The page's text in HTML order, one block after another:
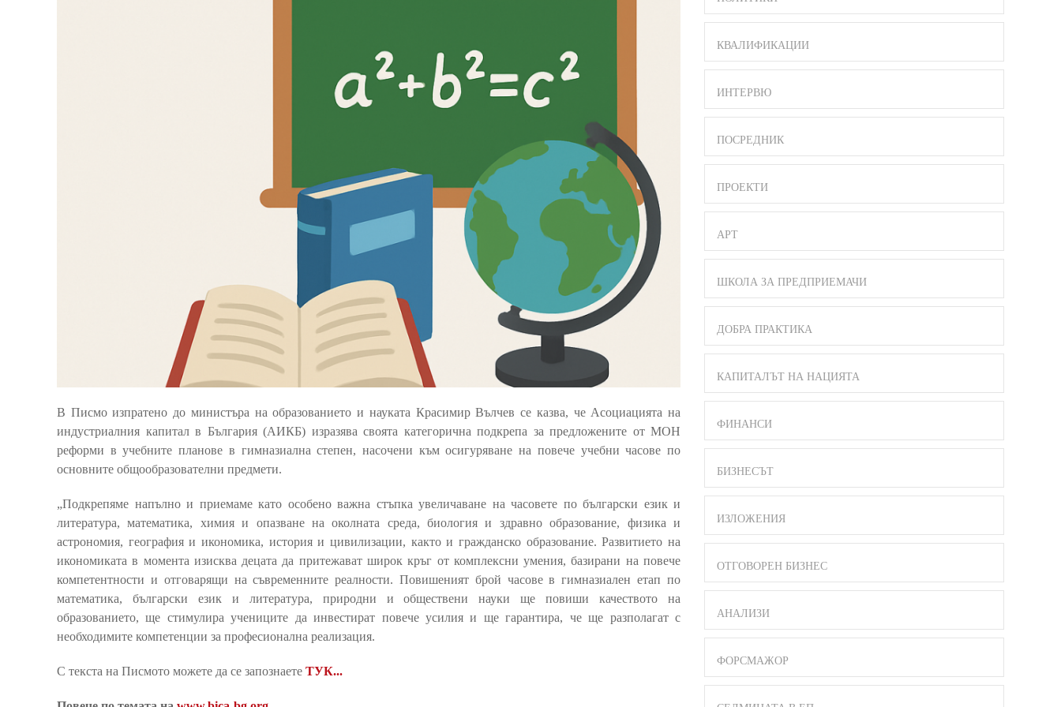
В Писмо изпратено до министъра на образованието и науката Красимир Вълчев се казва, че Асоциацията на
индустриалния капитал в България (АИКБ) изразява своята категорична подкрепа за предложените от МОН
реформи в учебните планове в гимназиална степен, насочени към осигуряване на повече учебни часове по
основните общообразователни предмети.
„Подкрепяме напълно и приемаме като особено важна стъпка увеличаване на часовете по български език и
литература, математика, химия и опазване на околната среда, биология и здравно образование, физика и
астрономия, география и икономика, история и цивилизации, както и гражданско образование. Развитието на
икономиката в момента изисква децата да притежават широк кръг от комплексни умения, базирани на повече
компетентности и отговарящи на съвременните реалности. Повишеният брой часове в гимназиален етап по
математика, български език и литература, природни и обществени науки ще повиши качеството на
образованието, ще стимулира учениците да инвестират повече усилия и ще гарантира, че ще разполагат с
необходимите компетенции за професионална реализация.
С текста на Писмото можете да се запознаете ТУК...
КВАЛИФИКАЦИИ
ИНТЕРВЮ
ПОСРЕДНИК
ПРОЕКТИ
АРТ
ШКОЛА ЗА ПРЕДПРИЕМАЧИ
ДОБРА ПРАКТИКА
КАПИТАЛЪТ НА НАЦИЯТА
ФИНАНСИ
БИЗНЕСЪТ
ИЗЛОЖЕНИЯ
ОТГОВОРЕН БИЗНЕС
АНАЛИЗИ
ФОРСМАЖОР